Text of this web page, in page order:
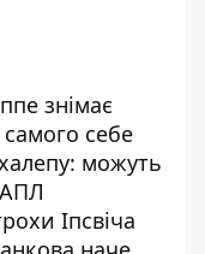
знімає
себе
можуть
Іпсвіча